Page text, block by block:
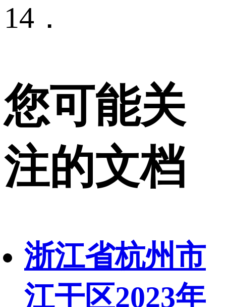
14．
您可能关
注的文档
浙江省杭州市
江干区2023年